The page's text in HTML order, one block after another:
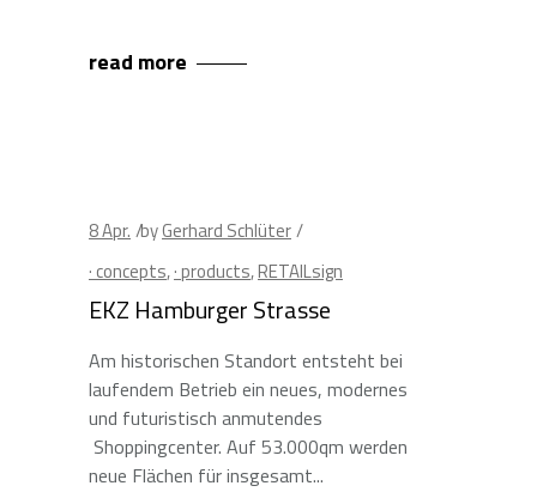
read more
8Apr. byGerhard Schlüter
· concepts,· products,RETAILsign
EKZ Hamburger Strasse
Am historischen Standort entsteht bei
laufendem Betrieb ein neues, modernes
und futuristisch anmutendes
Shoppingcenter. Auf 53.000qm werden
neue Flächen für insgesamt